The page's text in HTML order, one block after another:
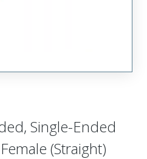
Single-Ended
(Straight)